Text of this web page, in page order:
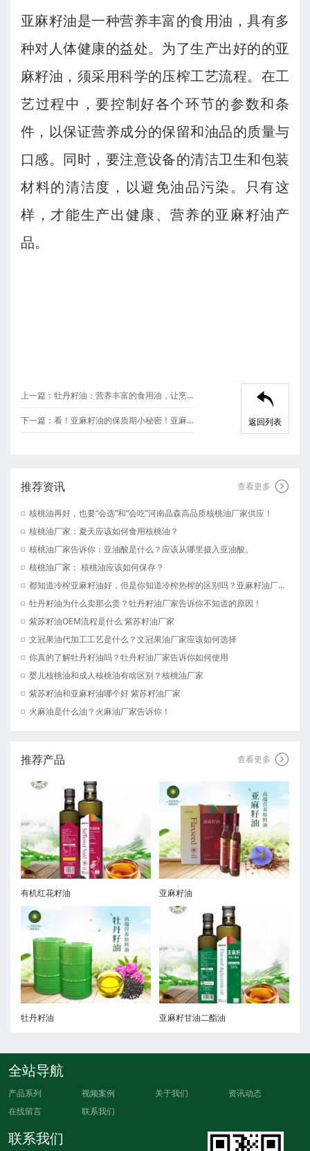
亚麻籽油是一种营养丰富的食用油，具有多
种对人体健康的益处。为了生产出好的的亚
麻籽油，须采用科学的压榨工艺流程。在工
艺过程中，要控制好各个环节的参数和条
件，以保证营养成分的保留和油品的质量与
口感。同时，要注意设备的清洁卫生和包装
材料的清洁度，以避免油品污染。只有这
样，才能生产出健康、营养的亚麻籽油产
品。
上一篇： 牡丹籽油：营养丰富的食用油，让烹饪更美味牡丹籽油厂家告诉你！
下一篇： 看！亚麻籽油的保质期小秘密！亚麻籽油厂家这样告诉你！

返回列表
推荐资讯 查看更多 
核桃油再好，也要“会选”和“会吃”河南晶森高品质核桃油厂家供应！
核桃油厂家：夏天应该如何食用核桃油？
核桃油厂家告诉你：亚油酸是什么？应该从哪里摄入亚油酸。
核桃油厂家： 核桃油应该如何保存？
都知道冷榨亚麻籽油好，但是你知道冷榨热榨的区别吗？亚麻籽油厂家告诉你。
牡丹籽油为什么卖那么贵？牡丹籽油厂家告诉你不知道的原因！
紫苏籽油OEM流程是什么 紫苏籽油厂家
文冠果油代加工工艺是什么？文冠果油厂家应该如何选择
你真的了解牡丹籽油吗？牡丹籽油厂家告诉你如何使用
婴儿核桃油和成人核桃油有啥区别？核桃油厂家
紫苏籽油和亚麻籽油哪个好 紫苏籽油厂家
火麻油是什么油？火麻油厂家告诉你！
推荐产品 查看更多 
有机红花籽油
全站导航
产品系列 视频案例 关于我们
资讯动态
在线留言
联系我们
联系我们